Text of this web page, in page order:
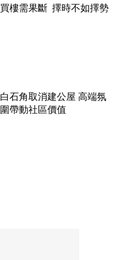
買樓需果斷 擇時不如擇勢
白石角取消建公屋 高端氛
圍帶動社區價值